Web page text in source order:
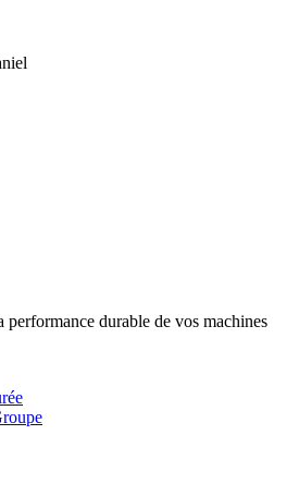
performance durable de vos machines